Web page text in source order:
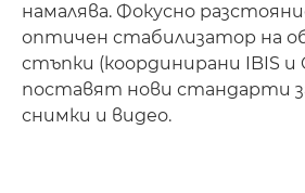
намалява. Фокусно
оптичен стабилизатор на
стъпки (координирани IBIS и
поставят нови стандарти
снимки и видео.